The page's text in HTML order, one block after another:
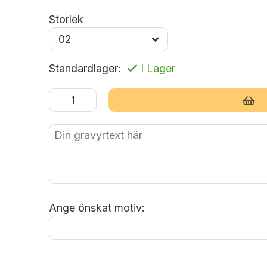
Storlek
Standardlager: I Lager
Lägg i varukorg
Ange önskat motiv: